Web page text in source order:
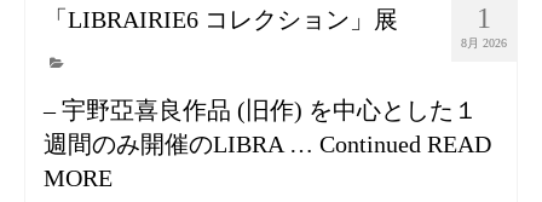
1
8月 2026
「LIBRAIRIE6 コレクション」展
– 宇野亞喜良作品 (旧作) を中心とした１
週間のみ開催のLIBRA … Continued READ
MORE